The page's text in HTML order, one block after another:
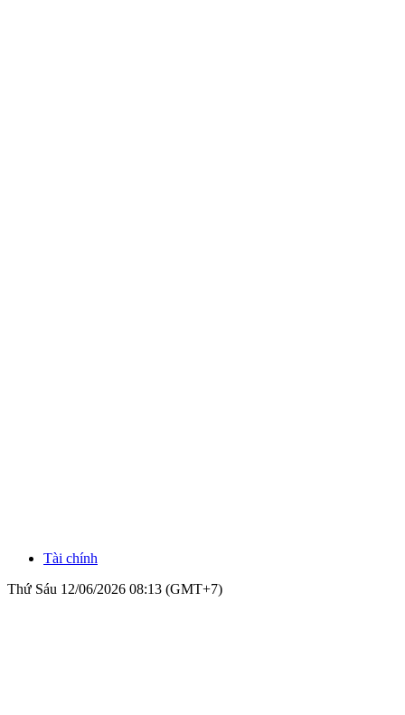
Tài chính
Thứ Sáu 12/06/2026 08:13 (GMT+7)